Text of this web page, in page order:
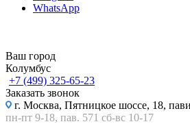
WhatsApp
Ваш город
Колумбус
+7 (499) 325-65-23
Заказать звонок
г. Москва, Пятницкое шоссе, 18,
пн-пт 9-18, пав. 571 сб-вс 10-17